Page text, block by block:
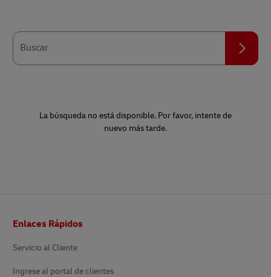
Buscar
buscar
La búsqueda no está disponible. Por favor, intente de
nuevo más tarde.
de
Enlaces Rápidos
Servicio al Cliente
Ingrese al portal de clientes